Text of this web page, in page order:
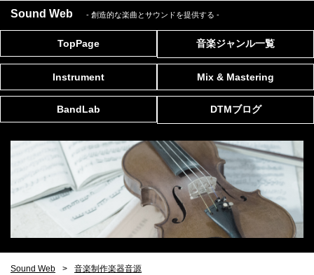
Sound Web - 創造的な楽曲とサウンドを提供する -
TopPage 音楽ジャンル一覧
Instrument Mix & Mastering
BandLab DTMブログ
Sound Web 音楽制作楽器音源